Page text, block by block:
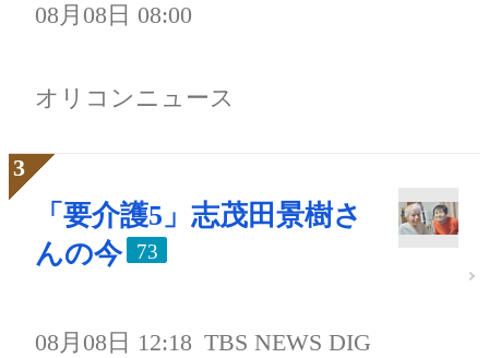
08月08日 08:00
オリコンニュース
「要介護5」志茂田景樹さ
んの今
73
08月08日 12:18 TBS NEWS DIG